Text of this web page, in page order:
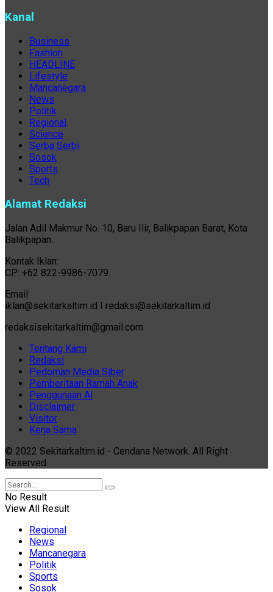
Kanal
Business
Fashion
HEADLINE
Lifestyle
Mancanegara
News
Politik
Regional
Science
Serba Serbi
Sosok
Sports
Tech
Alamat Redaksi
Jalan Adil Makmur No. 10, Baru Ilir, Balikpapan Barat, Kota
Balikpapan.
Kontak Iklan:
CP: +62 822-9986-7079
Email:
iklan@sekitarkaltim.id I redaksi@sekitarkaltim.id
redaksisekitarkaltim@gmail.com
Tentang Kami
Redaksi
Pedoman Media Siber
Pemberitaan Ramah Anak
Penggunaan AI
Disclaimer
Visitor
Kerja Sama
© 2022 Sekitarkaltim.id - Cendana Network. All Right
Reserved.
No Result
View All Result
Regional
News
Mancanegara
Politik
Sports
Sosok